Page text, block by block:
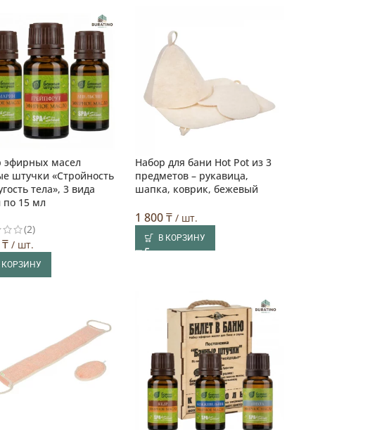
эфирных масел
штучки «Стройность
тела», 3 вида
по 15 мл
(2)
₸ / шт.
КОРЗИНУ
Набор для бани Hot Pot из 3
предметов – рукавица,
шапка, коврик, бежевый
1 800₸/ шт.
В КОРЗИНУ